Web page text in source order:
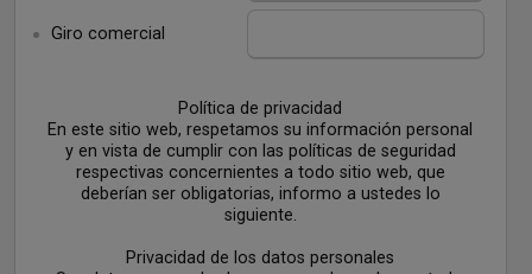
Giro comercial
Política de privacidad
En este sitio web, respetamos su información personal
y en vista de cumplir con las políticas de seguridad
respectivas concernientes a todo sitio web, que
deberían ser obligatorias, informo a ustedes lo
siguiente.
Privacidad de los datos personales